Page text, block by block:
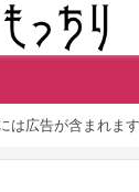
は広告が含まれま